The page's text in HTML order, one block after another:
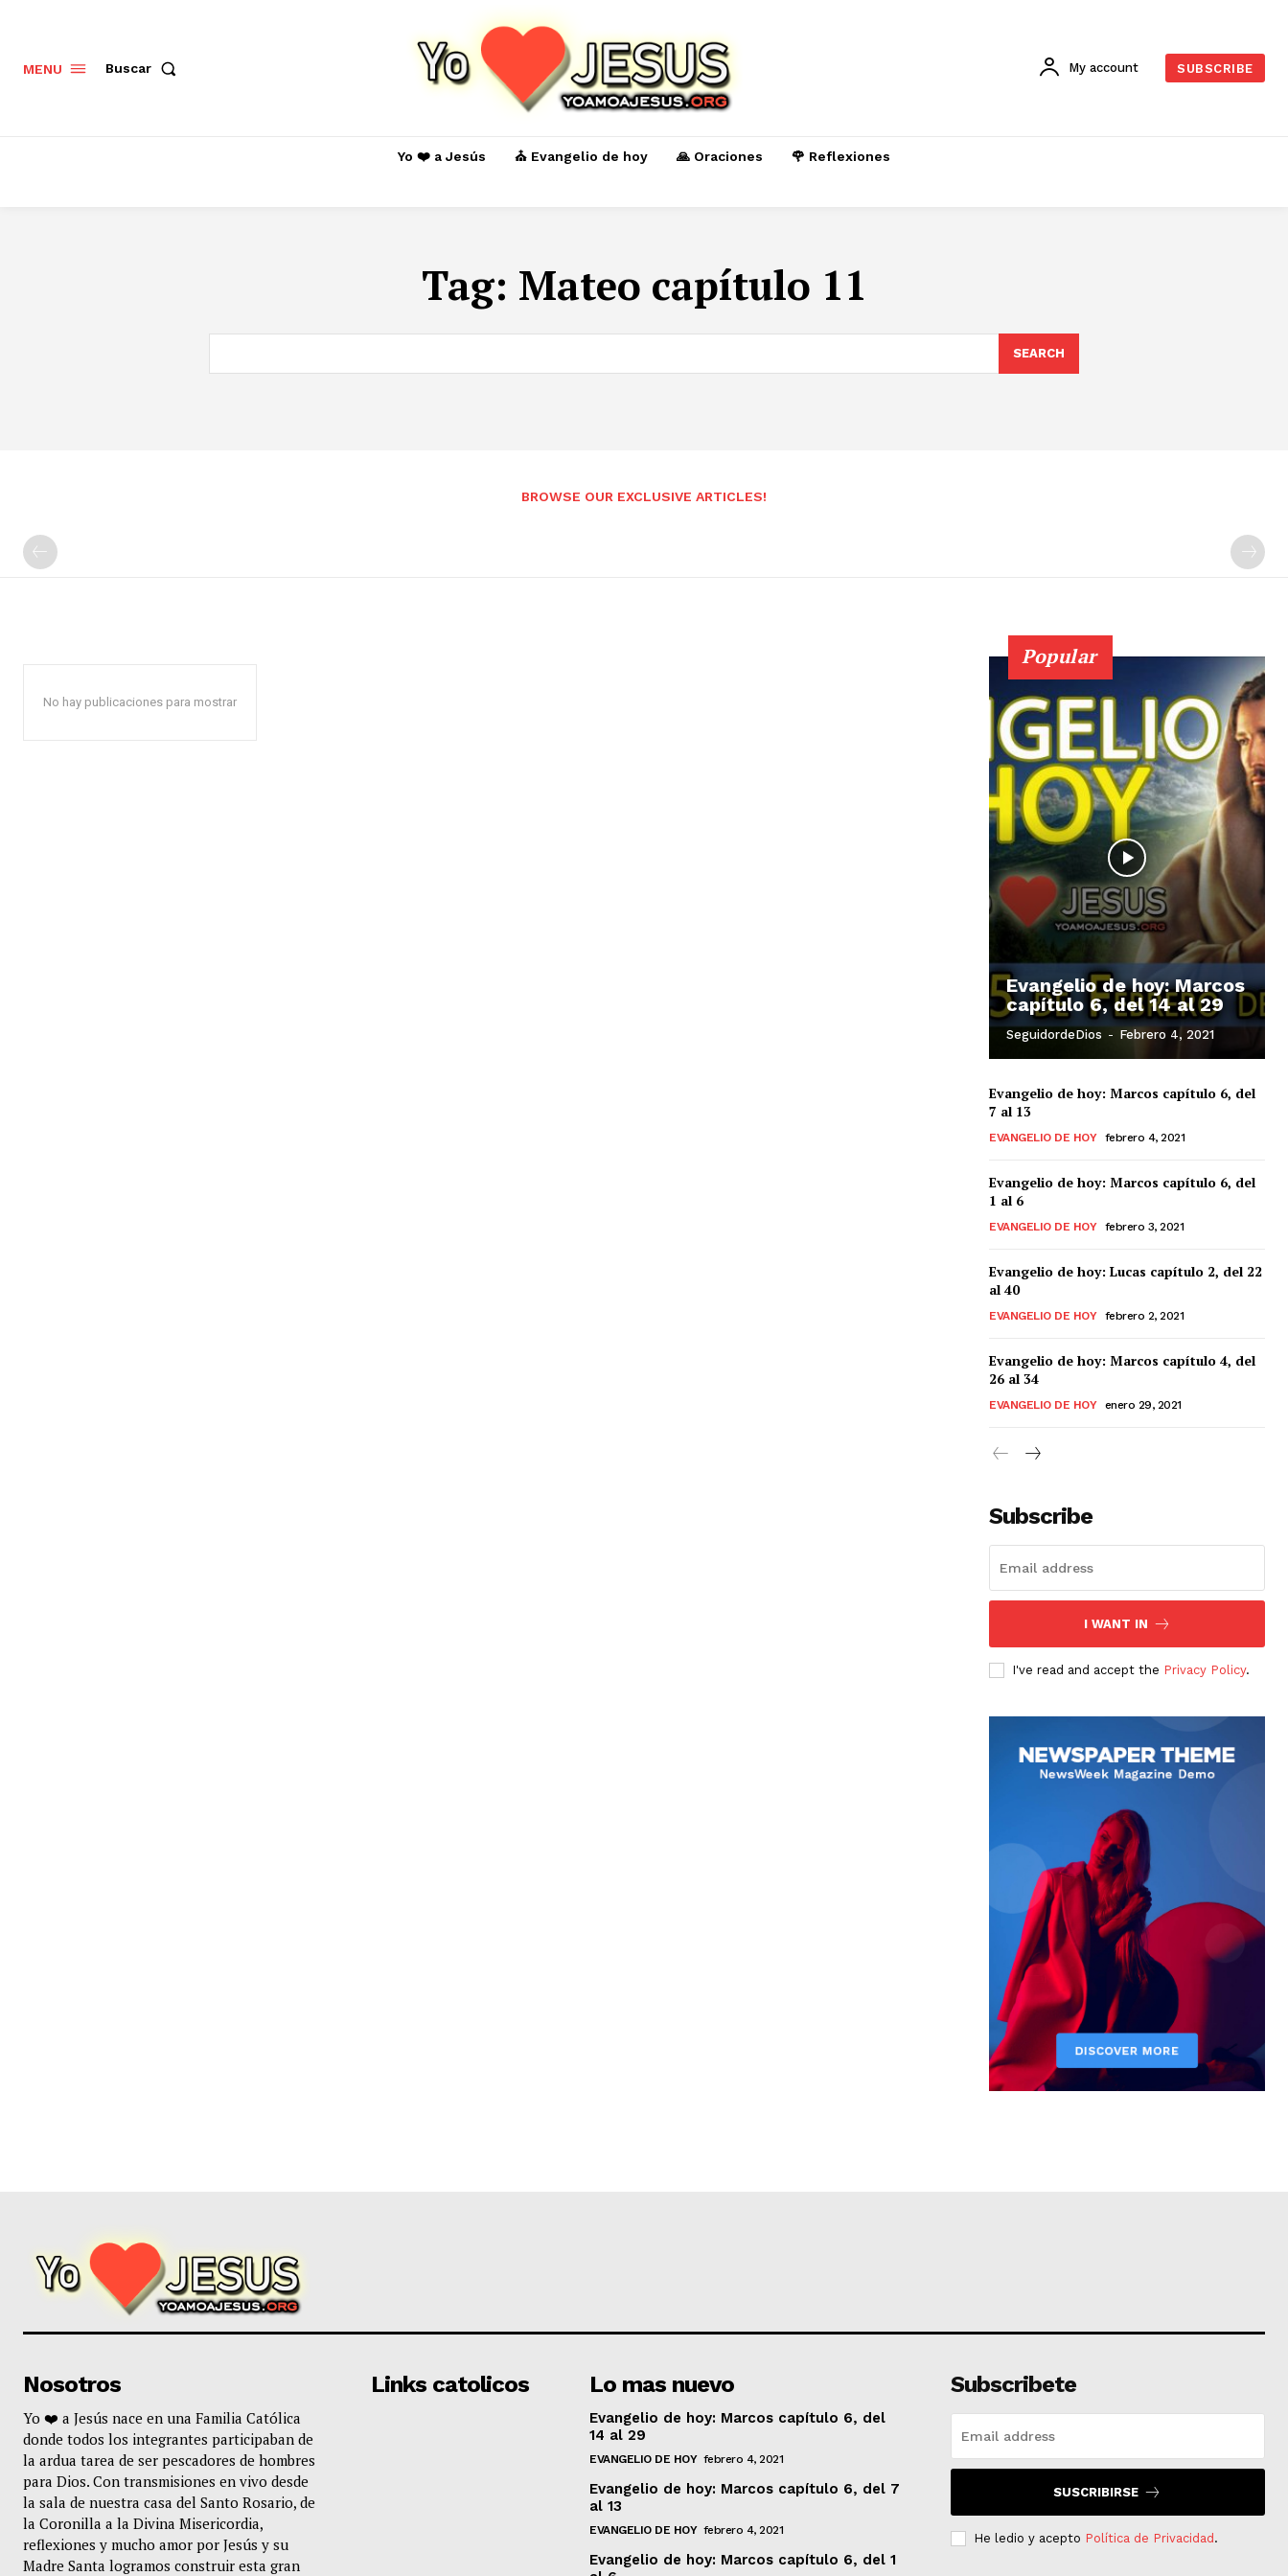
MENU Buscar My account SUBSCRIBE
Yo ❤️ a Jesús ⛪ Evangelio de hoy 🙏 Oraciones 🌹 Reflexiones
Tag: Mateo capítulo 11
SEARCH
BROWSE OUR EXCLUSIVE ARTICLES!
No hay publicaciones para mostrar
Popular
Evangelio de hoy: Marcos
capítulo 6, del 14 al 29
SeguidordeDios - Febrero 4, 2021
Evangelio de hoy: Marcos capítulo 6, del
7 al 13
EVANGELIO DE HOY febrero 4, 2021
Evangelio de hoy: Marcos capítulo 6, del
1 al 6
EVANGELIO DE HOY febrero 3, 2021
Evangelio de hoy: Lucas capítulo 2, del 22
al 40
EVANGELIO DE HOY febrero 2, 2021
Evangelio de hoy: Marcos capítulo 4, del
26 al 34
EVANGELIO DE HOY enero 29, 2021
Subscribe
I WANT IN
I've read and accept the Privacy Policy.
Nosotros
Yo ❤️ a Jesús nace en una Familia Católica
donde todos los integrantes participaban de
la ardua tarea de ser pescadores de hombres
para Dios. Con transmisiones en vivo desde
la sala de nuestra casa del Santo Rosario, de
la Coronilla a la Divina Misericordia,
reflexiones y mucho amor por Jesús y su
Madre Santa logramos construir esta gran
Links catolicos Lo mas nuevo
Evangelio de hoy: Marcos capítulo 6, del
14 al 29
EVANGELIO DE HOY febrero 4, 2021
Evangelio de hoy: Marcos capítulo 6, del 7
al 13
EVANGELIO DE HOY febrero 4, 2021
Evangelio de hoy: Marcos capítulo 6, del 1
Subscribete
SUSCRIBIRSE
He ledio y acepto Política de Privacidad.